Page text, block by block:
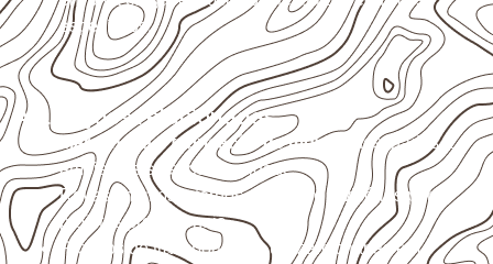
específicos.
Aplicações relacionadas
Marcenaria e fabricação de móveis
destinados a
ambientes sujeitos à umidade.
Revestimentos internos, painéis e divisórias para
projetos profissionais.
Projetos de transporte que utilizam chapas em